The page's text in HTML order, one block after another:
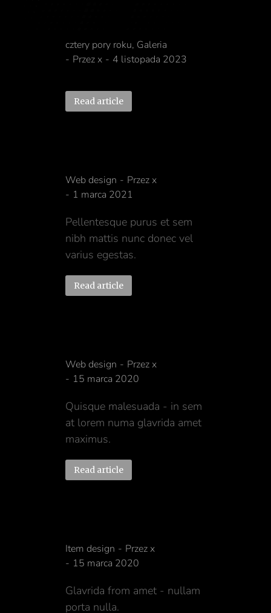
cztery pory roku, Galeria
Przezx 4 listopada 2023
Read article
Web design Przezx
1 marca 2021
Pellentesque purus et sem
nibh mattis nunc donec vel
varius egestas.
Read article
Web design Przezx
15 marca 2020
Quisque malesuada - in sem
at lorem numa glavrida amet
maximus.
Read article
Item design Przezx
15 marca 2020
Glavrida from amet - nullam
porta nulla.